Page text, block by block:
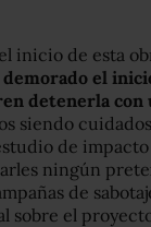
inicio de esta
demorado el
detenerla con
siendo
de
ningún
de
sobre el